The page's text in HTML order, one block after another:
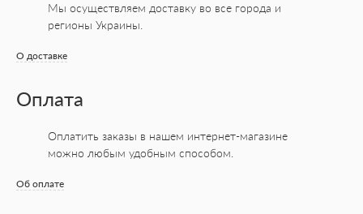
Мы осуществляем доставку во все города и
регионы Украины.
О доставке
Оплата
Оплатить заказы в нашем интернет-магазине
можно любым удобным способом.
Об оплате